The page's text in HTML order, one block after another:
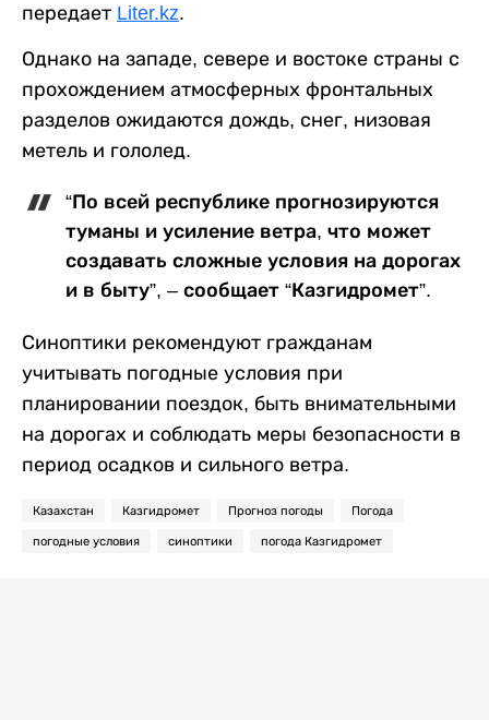
передает Liter.kz.
Однако на западе, севере и востоке страны с
прохождением атмосферных фронтальных
разделов ожидаются дождь, снег, низовая
метель и гололед.
“По всей республике прогнозируются
туманы и усиление ветра, что может
создавать сложные условия на дорогах
и в быту”, – сообщает “Казгидромет”.
Синоптики рекомендуют гражданам
учитывать погодные условия при
планировании поездок, быть внимательными
на дорогах и соблюдать меры безопасности в
период осадков и сильного ветра.
Казахстан Казгидромет Прогноз погоды Погода
погодные условия синоптики погода Казгидромет